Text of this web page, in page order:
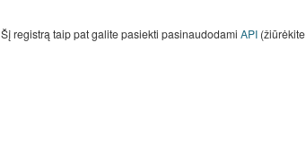
Šį registrą taip pat galite pasiekti pasinaudodami API(žiūrėkite